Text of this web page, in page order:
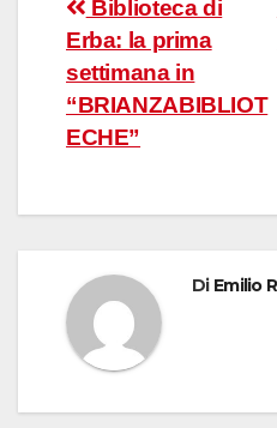
articoli
Biblioteca di
Erba: la prima
settimana in
“BRIANZABIBLIOT
ECHE”
Di Emilio